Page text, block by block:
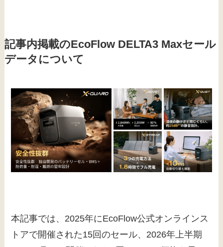
記事内掲載のEcoFlow DELTA3 Maxセール
データについて
本記事では、2025年にEcoFlow公式オンラインス
トアで開催された15回のセール、2026年上半期